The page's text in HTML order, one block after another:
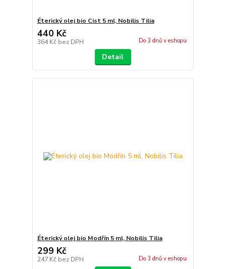
Éterický olej bio Cist 5 ml, Nobilis Tilia
440 Kč
364 Kč bez DPH Do 3 dnů v eshopu
Detail
Éterický olej bio Modřín 5 ml, Nobilis Tilia
299 Kč
247 Kč bez DPH Do 3 dnů v eshopu